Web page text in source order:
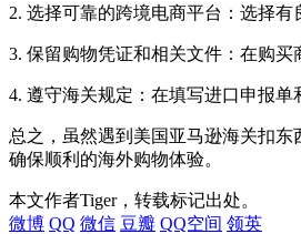
2. 选择可靠的跨境电商平台：选择
3. 保留购物凭证和相关文件：在购
4. 遵守海关规定：在填写进口申报
总之，虽然遇到美国亚马逊海关扣
确保顺利的海外购物体验。
本文作者Tiger，转载标记出处。
微博 QQ 微信 豆瓣 QQ空间 领英